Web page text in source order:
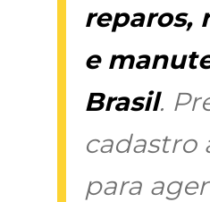
reparos,
e
Brasil.
cadastro
para